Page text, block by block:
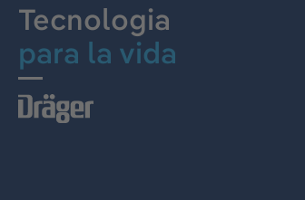
Tecnologia
para la vida